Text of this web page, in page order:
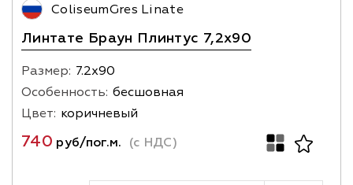
ColiseumGres Linate
Линтате Браун Плинтус 7,2х90
Размер: 7.2х90
Особенность: бесшовная
Цвет: коричневый
740 руб/пог.м. (с НДС)